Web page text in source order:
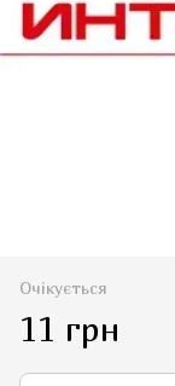
Очікується
11 грн